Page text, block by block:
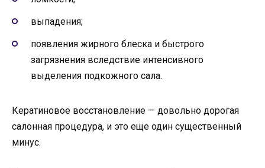
выпадения;
появления жирного блеска и быстрого
загрязнения вследствие интенсивного
выделения подкожного сала.
Кератиновое восстановление — довольно дорогая
салонная процедура, и это еще один существенный
минус.